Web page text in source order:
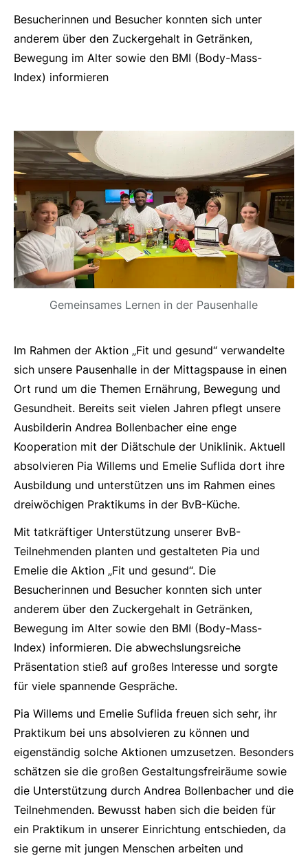
Besucherinnen und Besucher konnten sich unter
anderem über den Zuckergehalt in Getränken,
Bewegung im Alter sowie den BMI (Body-Mass-
Index) informieren
Gemeinsames Lernen in der Pausenhalle
Im Rahmen der Aktion „Fit und gesund“ verwandelte
sich unsere Pausenhalle in der Mittagspause in einen
Ort rund um die Themen Ernährung, Bewegung und
Gesundheit. Bereits seit vielen Jahren pflegt unsere
Ausbilderin Andrea Bollenbacher eine enge
Kooperation mit der Diätschule der Uniklinik. Aktuell
absolvieren Pia Willems und Emelie Suflida dort ihre
Ausbildung und unterstützen uns im Rahmen eines
dreiwöchigen Praktikums in der BvB-Küche.
Mit tatkräftiger Unterstützung unserer BvB-
Teilnehmenden planten und gestalteten Pia und
Emelie die Aktion „Fit und gesund“. Die
Besucherinnen und Besucher konnten sich unter
anderem über den Zuckergehalt in Getränken,
Bewegung im Alter sowie den BMI (Body-Mass-
Index) informieren. Die abwechslungsreiche
Präsentation stieß auf großes Interesse und sorgte
für viele spannende Gespräche.
Pia Willems und Emelie Suflida freuen sich sehr, ihr
Praktikum bei uns absolvieren zu können und
eigenständig solche Aktionen umzusetzen. Besonders
schätzen sie die großen Gestaltungsfreiräume sowie
die Unterstützung durch Andrea Bollenbacher und die
Teilnehmenden. Bewusst haben sich die beiden für
ein Praktikum in unserer Einrichtung entschieden, da
sie gerne mit jungen Menschen arbeiten und